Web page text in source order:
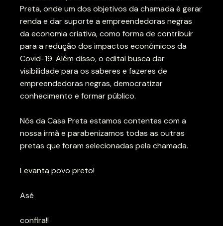
Preta, onde um dos objetivos da chamada é gerar
renda e dar suporte a empreendedoras negras
da economia criativa, como forma de contribuir
para a redução dos impactos econômicos da
Covid-19. Além disso, o edital busca dar
visibilidade para os saberes e fazeres de
empreendedoras negras, democratizar
conhecimento e formar público.
Nós da Casa Preta estamos contentes com a
nossa irmã e parabenizamos todas as outras
pretas que foram selecionadas pela chamada.
Levanta povo preto!
Asé
confira!!